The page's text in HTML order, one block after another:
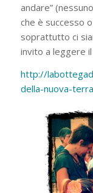
andare”
che è successo
soprattutto ci
invito a leggere
http://
della-nuova-